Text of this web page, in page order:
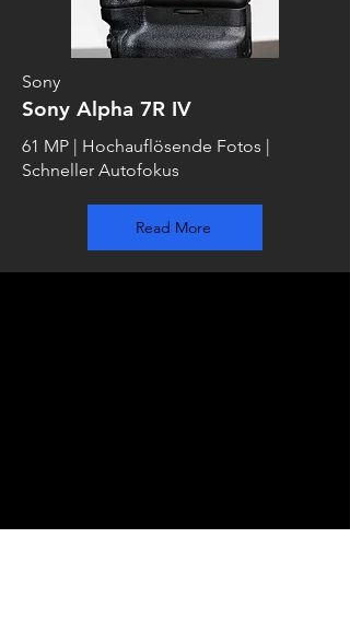
Sony
Sony Alpha 7R IV
61 MP | Hochauflösende Fotos |
Schneller Autofokus
Read More